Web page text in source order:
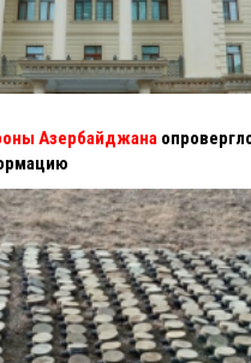
Азербайджана